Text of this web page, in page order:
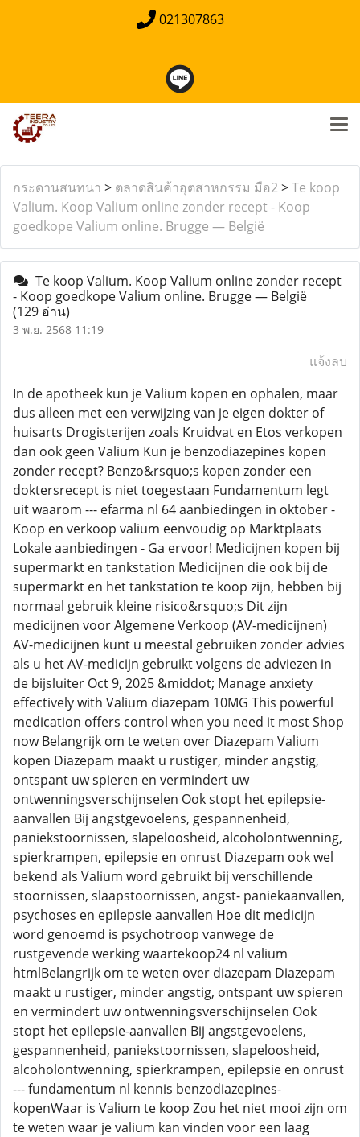
021307863
กระดานสนทนา > ตลาดสินค้าอุตสาหกรรม มือ2>Te koop
Valium. Koop Valium online zonder recept - Koop
goedkope Valium online. Brugge — België
Te koop Valium. Koop Valium online zonder recept
- Koop goedkope Valium online. Brugge — België
(129 อ่าน)
3 พ.ย. 2568 11:19
แจ้งลบ
In de apotheek kun je Valium kopen en ophalen, maar
dus alleen met een verwijzing van je eigen dokter of
huisarts Drogisterijen zoals Kruidvat en Etos verkopen
dan ook geen Valium Kun je benzodiazepines kopen
zonder recept? Benzo&rsquo;s kopen zonder een
doktersrecept is niet toegestaan Fundamentum legt
uit waarom --- efarma nl 64 aanbiedingen in oktober -
Koop en verkoop valium eenvoudig op Marktplaats
Lokale aanbiedingen - Ga ervoor! Medicijnen kopen bij
supermarkt en tankstation Medicijnen die ook bij de
supermarkt en het tankstation te koop zijn, hebben bij
normaal gebruik kleine risico&rsquo;s Dit zijn
medicijnen voor Algemene Verkoop (AV-medicijnen)
AV-medicijnen kunt u meestal gebruiken zonder advies
als u het AV-medicijn gebruikt volgens de adviezen in
de bijsluiter Oct 9, 2025 &middot; Manage anxiety
effectively with Valium diazepam 10MG This powerful
medication offers control when you need it most Shop
now Belangrijk om te weten over Diazepam Valium
kopen Diazepam maakt u rustiger, minder angstig,
ontspant uw spieren en vermindert uw
ontwenningsverschijnselen Ook stopt het epilepsie-
aanvallen Bij angstgevoelens, gespannenheid,
paniekstoornissen, slapeloosheid, alcoholontwenning,
spierkrampen, epilepsie en onrust Diazepam ook wel
bekend als Valium word gebruikt bij verschillende
stoornissen, slaapstoornissen, angst- paniekaanvallen,
psychoses en epilepsie aanvallen Hoe dit medicijn
word genoemd is psychotroop vanwege de
rustgevende werking waartekoop24 nl valium
htmlBelangrijk om te weten over diazepam Diazepam
maakt u rustiger, minder angstig, ontspant uw spieren
en vermindert uw ontwenningsverschijnselen Ook
stopt het epilepsie-aanvallen Bij angstgevoelens,
gespannenheid, paniekstoornissen, slapeloosheid,
alcoholontwenning, spierkrampen, epilepsie en onrust
--- fundamentum nl kennis benzodiazepines-
kopenWaar is Valium te koop Zou het niet mooi zijn om
te weten waar je valium kan vinden voor een laag